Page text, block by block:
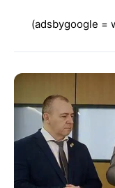
(adsbygoogle =